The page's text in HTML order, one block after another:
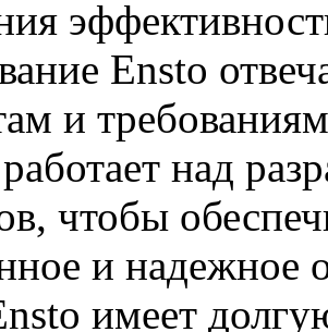
Ensto
и
над
чтобы
и надежное
имеет